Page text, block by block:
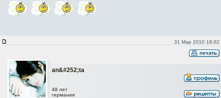
31 Мар 2010 18:02
an&#252;ta
48 лет
германия